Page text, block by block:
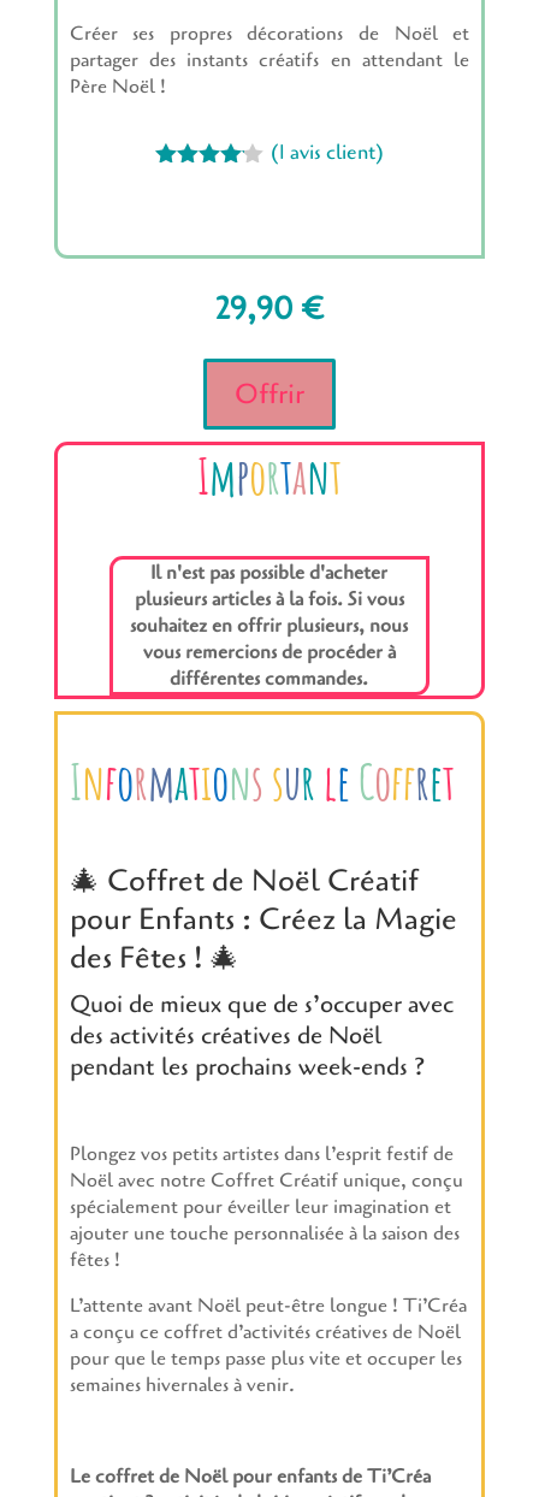
Créer ses propres décorations de Noël et
partager des instants créatifs en attendant le
Père Noël !
notation
(1 avis client)
29,90 €
Offrir
Important
Il n'est pas possible d'acheter
plusieurs articles à la fois. Si vous
souhaitez en offrir plusieurs, nous
vous remercions de procéder à
différentes commandes.
InformationssurleCofret
🎄 Coffret de Noël Créatif
pour Enfants : Créez la Magie
des Fêtes ! 🎄
Quoi de mieux que de s’occuper avec
des activités créatives de Noël
pendant les prochains week-ends ?
Plongez vos petits artistes dans l’esprit festif de
Noël avec notre Coffret Créatif unique, conçu
spécialement pour éveiller leur imagination et
ajouter une touche personnalisée à la saison des
fêtes !
L’attente avant Noël peut-être longue ! Ti’Créa
a conçu ce coffret d’activités créatives de Noël
pour que le temps passe plus vite et occuper les
semaines hivernales à venir.
Le coffret de Noël pour enfants de Ti’Créa